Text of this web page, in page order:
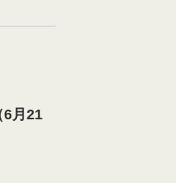
6月21